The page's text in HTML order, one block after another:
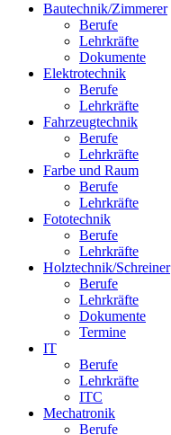
Bautechnik/Zimmerer
Berufe
Lehrkräfte
Dokumente
Elektrotechnik
Berufe
Lehrkräfte
Fahrzeugtechnik
Berufe
Lehrkräfte
Farbe und Raum
Berufe
Lehrkräfte
Fototechnik
Berufe
Lehrkräfte
Holztechnik/Schreiner
Berufe
Lehrkräfte
Dokumente
Termine
IT
Berufe
Lehrkräfte
ITC
Mechatronik
Berufe